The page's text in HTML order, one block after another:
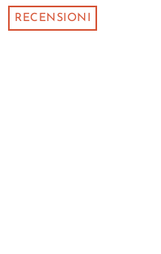
RECENSIONI